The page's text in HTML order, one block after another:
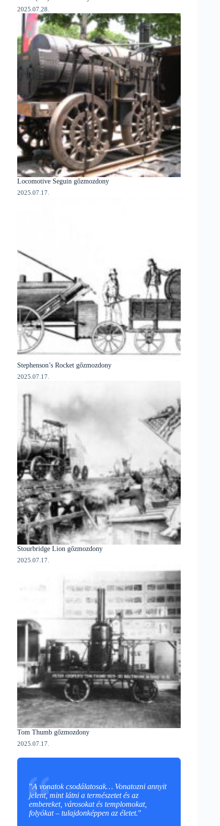
2025.07.28.
Locomotive Seguin gőzmozdony
2025.07.17.
Stephenson’s Rocket gőzmozdony
2025.07.17.
Stourbridge Lion gőzmozdony
2025.07.17.
Tom Thumb gőzmozdony
2025.07.17.
"A vonatok csodálatosak… Vonatozni annyit
jelent, mint látni a természetet és az
embereket, városokat és templomokat,
folyókat – tulajdonképpen az életet."